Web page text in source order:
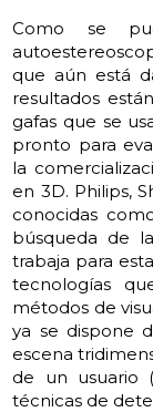
Como se
que aún está
resultados
gafas que se
pronto para
la
en 3D. Philips,
conocidas
búsqueda de
trabaja para
tecnologías
métodos de
ya se dispone
escena
de un usuario
técnicas de